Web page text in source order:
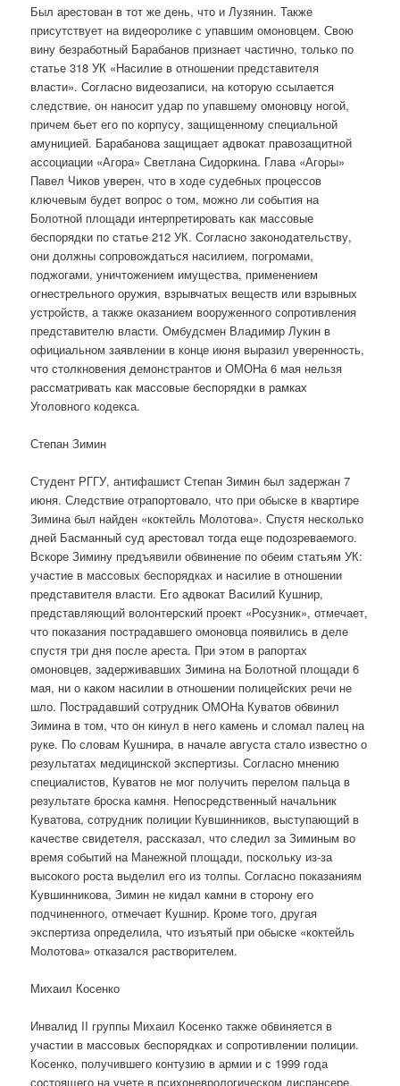
Был арестован в тот же день, что и Лузянин. Также
присутствует на видеоролике с упавшим омоновцем. Свою
вину безработный Барабанов признает частично, только по
статье 318 УК «Насилие в отношении представителя
власти». Согласно видеозаписи, на которую ссылается
следствие, он наносит удар по упавшему омоновцу ногой,
причем бьет его по корпусу, защищенному специальной
амуницией. Барабанова защищает адвокат правозащитной
ассоциации «Агора» Светлана Сидоркина. Глава «Агоры»
Павел Чиков уверен, что в ходе судебных процессов
ключевым будет вопрос о том, можно ли события на
Болотной площади интерпретировать как массовые
беспорядки по статье 212 УК. Согласно законодательству,
они должны сопровождаться насилием, погромами,
поджогами, уничтожением имущества, применением
огнестрельного оружия, взрывчатых веществ или взрывных
устройств, а также оказанием вооруженного сопротивления
представителю власти. Омбудсмен Владимир Лукин в
официальном заявлении в конце июня выразил уверенность,
что столкновения демонстрантов и ОМОНа 6 мая нельзя
рассматривать как массовые беспорядки в рамках
Уголовного кодекса.
Степан Зимин
Студент РГГУ, антифашист Степан Зимин был задержан 7
июня. Следствие отрапортовало, что при обыске в квартире
Зимина был найден «коктейль Молотова». Спустя несколько
дней Басманный суд арестовал тогда еще подозреваемого.
Вскоре Зимину предъявили обвинение по обеим статьям УК:
участие в массовых беспорядках и насилие в отношении
представителя власти. Его адвокат Василий Кушнир,
представляющий волонтерский проект «Росузник», отмечает,
что показания пострадавшего омоновца появились в деле
спустя три дня после ареста. При этом в рапортах
омоновцев, задерживавших Зимина на Болотной площади 6
мая, ни о каком насилии в отношении полицейских речи не
шло. Пострадавший сотрудник ОМОНа Куватов обвинил
Зимина в том, что он кинул в него камень и сломал палец на
руке. По словам Кушнира, в начале августа стало известно о
результатах медицинской экспертизы. Согласно мнению
специалистов, Куватов не мог получить перелом пальца в
результате броска камня. Непосредственный начальник
Куватова, сотрудник полиции Кувшинников, выступающий в
качестве свидетеля, рассказал, что следил за Зиминым во
время событий на Манежной площади, поскольку из-за
высокого роста выделил его из толпы. Согласно показаниям
Кувшинникова, Зимин не кидал камни в сторону его
подчиненного, отмечает Кушнир. Кроме того, другая
экспертиза определила, что изъятый при обыске «коктейль
Молотова» отказался растворителем.
Михаил Косенко
Инвалид II группы Михаил Косенко также обвиняется в
участии в массовых беспорядках и сопротивлении полиции.
Косенко, получившего контузию в армии и с 1999 года
состоящего на учете в психоневрологическом диспансере,